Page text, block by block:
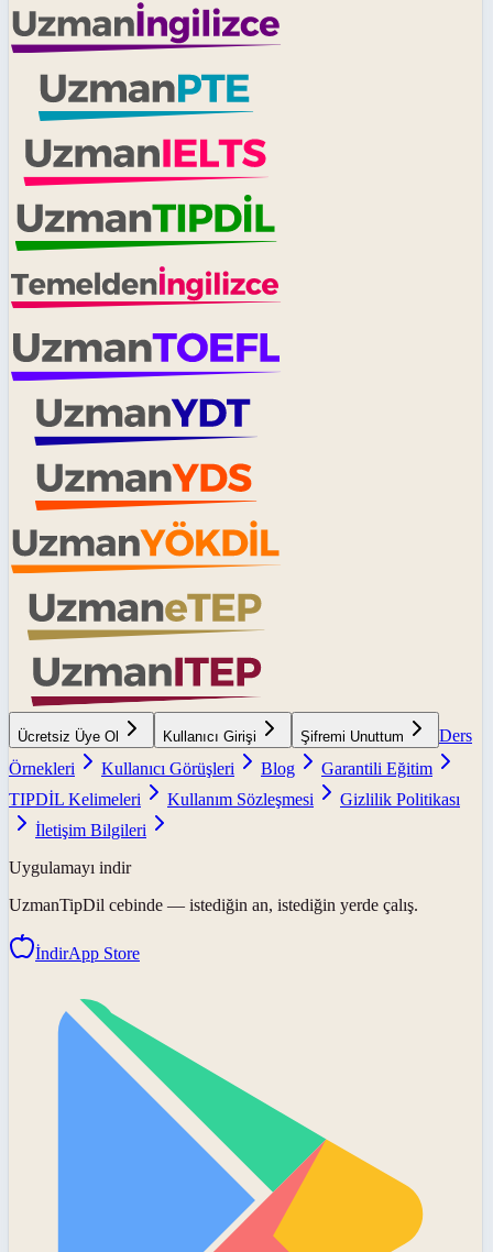
Ücretsiz Üye Ol Kullanıcı Girişi Şifremi Unuttum
Ders
Örnekleri
Kullanıcı Görüşleri Blog
Garantili Eğitim
TIPDİL Kelimeleri
Kullanım Sözleşmesi
Gizlilik Politikası
İletişim Bilgileri
Uygulamayı indir
UzmanTipDil cebinde — istediğin an, istediğin yerde çalış.
İndirApp Store